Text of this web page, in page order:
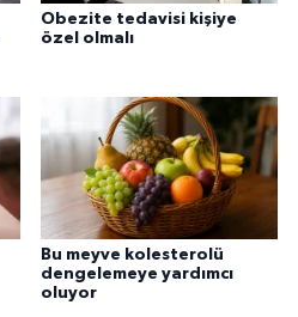
Obezite tedavisi kişiye
özel olmalı
Bu meyve kolesterolü
dengelemeye yardımcı
oluyor